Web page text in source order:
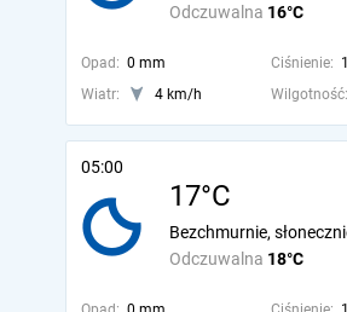
Odczuwalna 16°C
Opad: 0 mm Ciśnienie:
Wiatr:
4 km/h Wilgotność:
05:00
17°C
Odczuwalna 18°C
Bezchmurnie,